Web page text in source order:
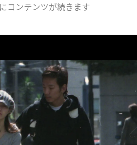
コンテンツが続きます